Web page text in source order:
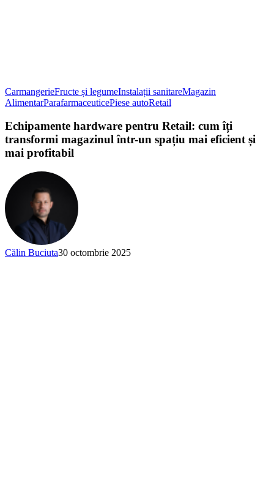
CarmangerieFructe și legumeInstalații sanitareMagazin
AlimentarParafarmaceuticePiese autoRetail
Echipamente hardware pentru Retail: cum îți
transformi magazinul într-un spațiu mai eficient și
mai profitabil
Călin Buciuta30 octombrie 2025